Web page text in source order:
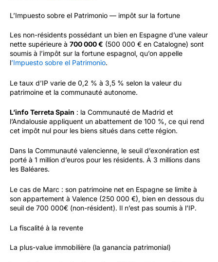
L’Impuesto sobre el Patrimonio — impôt sur la fortune
Les non-résidents possédant un bien en Espagne d’une valeur
nette supérieure à 700 000 € (500 000 € en Catalogne) sont
soumis à l’impôt sur la fortune espagnol, qu’on appelle
l’Impuesto sobre el Patrimonio.
Le taux d’IP varie de 0,2 % à 3,5 % selon la valeur du
patrimoine et la communauté autonome.
L’info Terreta Spain : la Communauté de Madrid et
l’Andalousie appliquent un abattement de 100 %, ce qui rend
cet impôt nul pour les biens situés dans cette région.
Dans la Communauté valencienne, le seuil d’exonération est
porté à 1 million d’euros pour les résidents. À 3 millions dans
les Baléares.
Le cas de Marc : son patrimoine net en Espagne se limite à
son appartement à Valence (250 000 €), bien en dessous du
seuil de 700 000€ (non-résident). Il n’est pas soumis à l’IP.
La fiscalité à la revente
La plus-value immobilière (la ganancia patrimonial)